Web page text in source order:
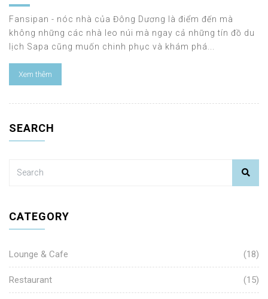
Fansipan - nóc nhà của Đông Dương là điểm đến mà
không những các nhà leo núi mà ngay cả những tín đồ du
lịch Sapa cũng muốn chinh phục và khám phá...
Xem thêm
SEARCH
CATEGORY
Lounge & Cafe (18)
Restaurant (15)